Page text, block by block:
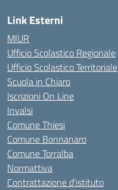
Link Esterni
MIUR
Ufficio Scolastico Regionale
Ufficio Scolastico Territoriale
Scuola in Chiaro
Iscrizioni On Line
Invalsi
Comune Thiesi
Comune Bonnanaro
Comune Torralba
Normattiva
Contrattazione d’istituto